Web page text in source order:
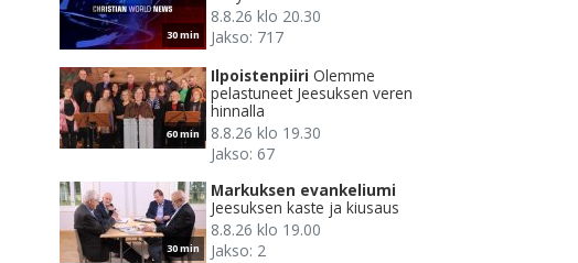
30 min
8.8.26 klo 20.30
Jakso: 717
60 min
Ilpoistenpiiri Olemme
pelastuneet Jeesuksen veren
hinnalla
8.8.26 klo 19.30
Jakso: 67
30 min
Markuksen evankeliumi
Jeesuksen kaste ja kiusaus
8.8.26 klo 19.00
Jakso: 2